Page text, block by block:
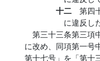
十二 第四
に違反し
第三十三条第三項
に改め、同項第一号
第十七号」を「第十